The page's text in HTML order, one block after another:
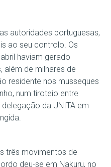
autoridades portuguesas,
ao seu controlo. Os
haviam gerado
além de milhares de
residente nos musseques
num tiroteio entre
da UNITA em
três movimentos de
deu-se em Nakuru, no